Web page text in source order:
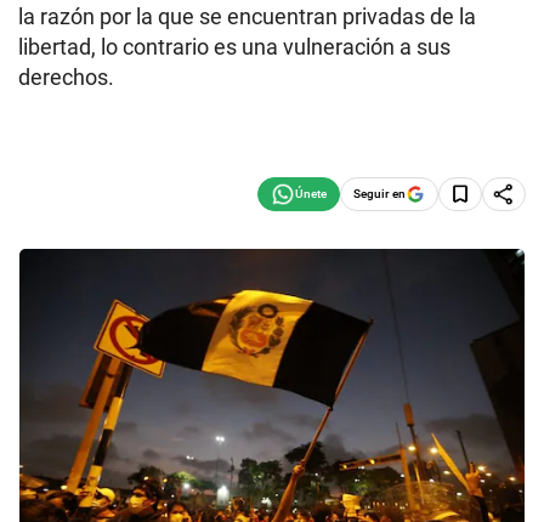
la razón por la que se encuentran privadas de la
libertad, lo contrario es una vulneración a sus
derechos.
Seguir en